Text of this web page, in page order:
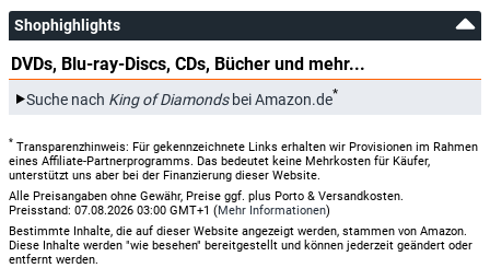
Shophighlights
DVDs, Blu-ray-Discs, CDs, Bücher und mehr...
Suche nach King of Diamondsbei Amazon.de*
* Transparenzhinweis: Für gekennzeichnete Links erhalten wir Provisionen im Rahmen
eines Affiliate-Partnerprogramms. Das bedeutet keine Mehrkosten für Käufer,
unterstützt uns aber bei der Finanzierung dieser Website.
Alle Preisangaben ohne Gewähr, Preise ggf. plus Porto & Versandkosten.
Preisstand: 07.08.2026 03:00 GMT+1 (Mehr Informationen)
Bestimmte Inhalte, die auf dieser Website angezeigt werden, stammen von Amazon.
Diese Inhalte werden "wie besehen" bereitgestellt und können jederzeit geändert oder
entfernt werden.